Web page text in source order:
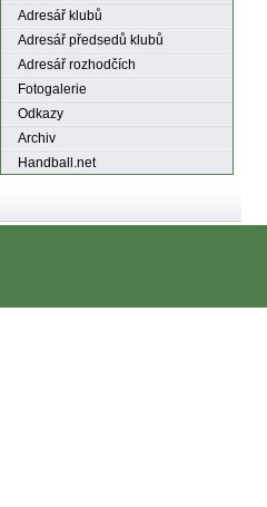
Adresář klubů
Adresář předsedů klubů
Adresář rozhodčích
Fotogalerie
Odkazy
Archiv
Handball.net